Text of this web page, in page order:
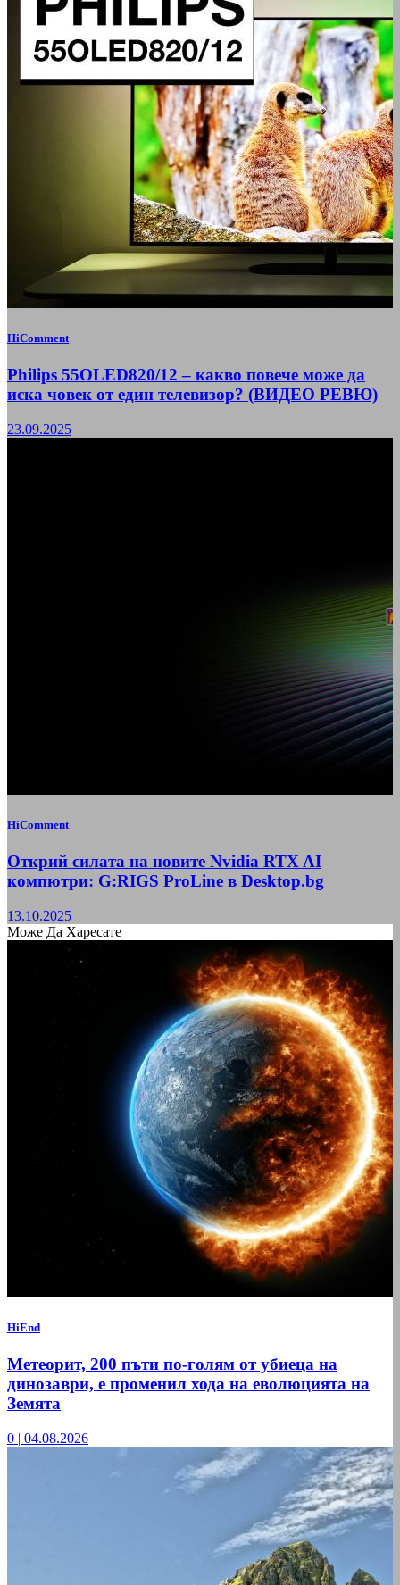
HiComment
Philips 55OLED820/12 – какво повече може да
иска човек от един телевизор? (ВИДЕО РЕВЮ)
23.09.2025
HiComment
Открий силата на новите Nvidia RTX AI
компютри: G:RIGS ProLine в Desktop.bg
13.10.2025
Може Да Харесате
HiEnd
Метеорит, 200 пъти по-голям от убиеца на
динозаври, е променил хода на еволюцията на
Земята
0 | 04.08.2026